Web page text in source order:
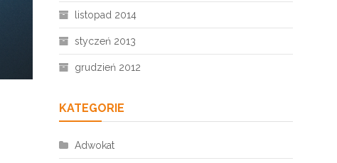
listopad 2014
styczeń 2013
grudzień 2012
KATEGORIE
Adwokat